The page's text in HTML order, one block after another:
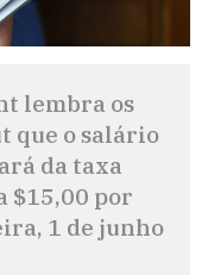
lembra os
que o salário
da taxa
$15,00 por
1 de junho